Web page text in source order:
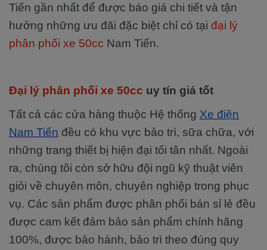
Tiến gần nhất để được báo giá chi tiết và tận
hưởng những ưu đãi đặc biệt chỉ có tại đại lý
phân phối xe 50cc Nam Tiến.
Đại lý phân phối xe 50cc uy tín giá tốt
Tất cả các cửa hàng thuộc Hệ thống Xe điện
Nam Tiến đều có khu vực bảo trì, sữa chữa, với
những trang thiết bị hiện đại tối tân nhất. Ngoài
ra, chúng tôi còn sở hữu đội ngũ kỹ thuật viên
giỏi về chuyên môn, chuyên nghiệp trong phục
vụ. Các sản phẩm được phân phối bán sỉ lẻ đều
được cam kết đảm bảo sản phẩm chính hãng
100%, được bảo hành, bảo trì theo đúng quy